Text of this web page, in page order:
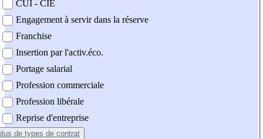
CUI - CIE
Engagement à servir dans la réserve
Franchise
Insertion par l'activ.éco.
Portage salarial
Profession commerciale
Profession libérale
Reprise d'entreprise
de types de contrat